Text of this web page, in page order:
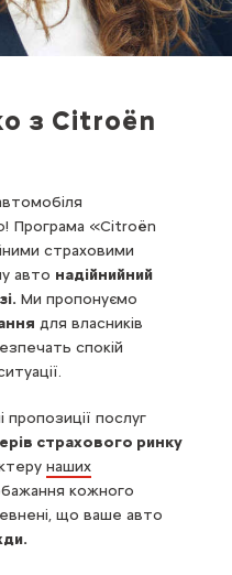
з Citroën
Програма «Citroën
страховими
авто надійнийний
Ми пропонуємо
для власників
спокій
пропозиції послуг
страхового ринку
наших
кожного
що ваше авто